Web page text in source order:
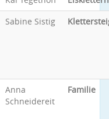
Sabine Sistig
Anna
Schneidereit
Familie